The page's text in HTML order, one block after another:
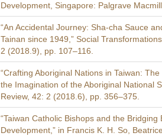
Development, Singapore: Palgrave
“An Accidental Journey: Sha-cha Sauce
Tainan since 1949,” Social
2 (2018.9), pp. 107–116.
“Crafting Aboriginal Nations in Taiwan:
the Imagination of the Aboriginal National
Review, 42: 2 (2018.6), pp. 356–375.
“Taiwan Catholic Bishops and the
Development,” in Francis K. H. So,